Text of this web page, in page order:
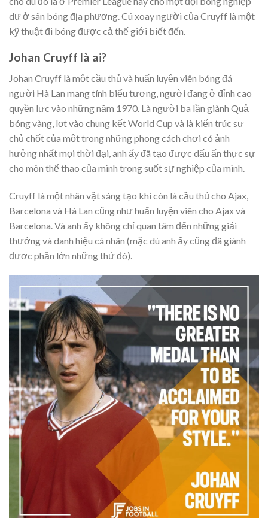
dư ở sân bóng địa phương. Cú xoay người của Cruyff là một
kỹ thuật đi bóng được cả thế giới biết đến.
Johan Cruyff là ai?
Johan Cruyff là một cầu thủ và huấn luyện viên bóng đá
người Hà Lan mang tính biểu tượng, người đang ở đỉnh cao
quyền lực vào những năm 1970. Là người ba lần giành Quả
bóng vàng, lọt vào chung kết World Cup và là kiến trúc sư
chủ chốt của một trong những phong cách chơi có ảnh
hưởng nhất mọi thời đại, anh ấy đã tạo được dấu ấn thực sự
cho môn thể thao của mình trong suốt sự nghiệp của mình.
Cruyff là một nhân vật sáng tạo khi còn là cầu thủ cho Ajax,
Barcelona và Hà Lan cũng như huấn luyện viên cho Ajax và
Barcelona. Và anh ấy không chỉ quan tâm đến những giải
thưởng và danh hiệu cá nhân (mặc dù anh ấy cũng đã giành
được phần lớn những thứ đó).